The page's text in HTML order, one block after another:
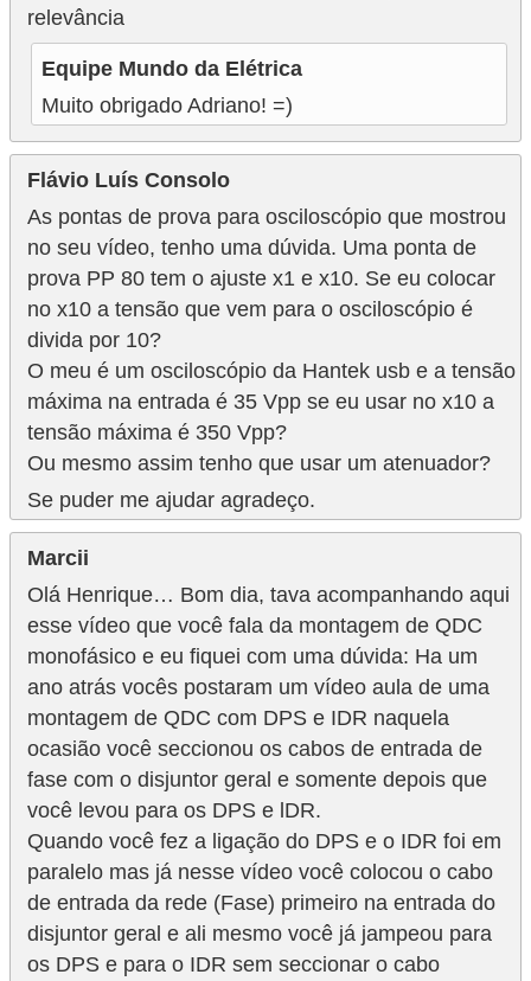
relevância
Equipe Mundo da Elétrica
Muito obrigado Adriano! =)
Flávio Luís Consolo
As pontas de prova para osciloscópio que mostrou
no seu vídeo, tenho uma dúvida. Uma ponta de
prova PP 80 tem o ajuste x1 e x10. Se eu colocar
no x10 a tensão que vem para o osciloscópio é
divida por 10?
O meu é um osciloscópio da Hantek usb e a tensão
máxima na entrada é 35 Vpp se eu usar no x10 a
tensão máxima é 350 Vpp?
Ou mesmo assim tenho que usar um atenuador?
Se puder me ajudar agradeço.
Marcii
Olá Henrique… Bom dia, tava acompanhando aqui
esse vídeo que você fala da montagem de QDC
monofásico e eu fiquei com uma dúvida: Ha um
ano atrás vocês postaram um vídeo aula de uma
montagem de QDC com DPS e IDR naquela
ocasião você seccionou os cabos de entrada de
fase com o disjuntor geral e somente depois que
você levou para os DPS e lDR.
Quando você fez a ligação do DPS e o IDR foi em
paralelo mas já nesse vídeo você colocou o cabo
de entrada da rede (Fase) primeiro na entrada do
disjuntor geral e ali mesmo você já jampeou para
os DPS e para o IDR sem seccionar o cabo